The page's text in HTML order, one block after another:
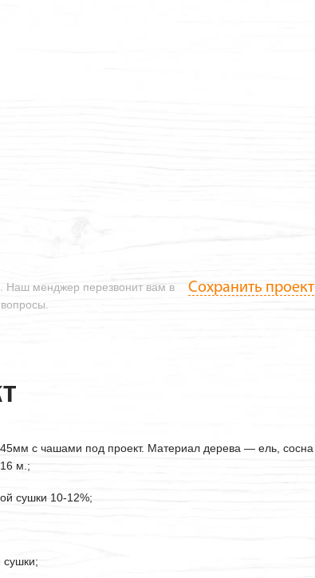
Наш менджер перезвонит вам в
Сохранить проект
45мм с чашами под проект. Материал дерева — ель, сосна
м.;
сушки 10-12%;
сушки;